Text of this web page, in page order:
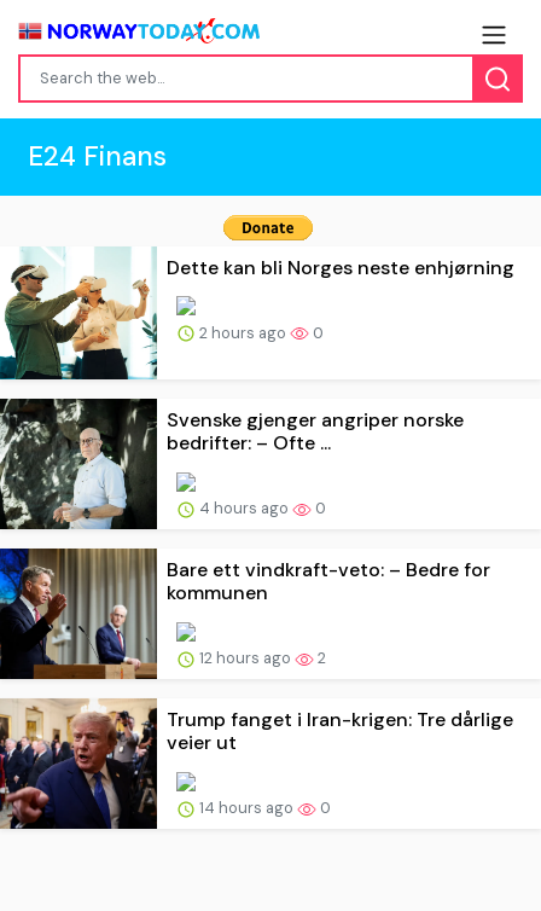
E24 Finans
Dette kan bli Norges neste enhjørning
2 hours ago 0
Svenske gjenger angriper norske
bedrifter: – Ofte ...
4 hours ago 0
Bare ett vindkraft-veto: – Bedre for
kommunen
12 hours ago 2
Trump fanget i Iran-krigen: Tre dårlige
veier ut
14 hours ago 0